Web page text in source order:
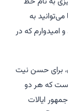
به
امیدوارم که در
برای حسن نیت
که هر دو
ایالات